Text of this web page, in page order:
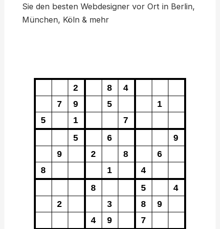
Sie den besten Webdesigner vor Ort in Berlin,
München, Köln & mehr